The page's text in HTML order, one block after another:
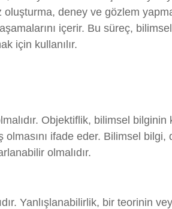
deney ve gözlem
içerir. Bu süreç,
için kullanılır.
Objektiflik, bilimsel bilginin
olmasını ifade eder. Bilimsel bilgi,
olmalıdır.
Yanlışlanabilirlik, bir teorinin